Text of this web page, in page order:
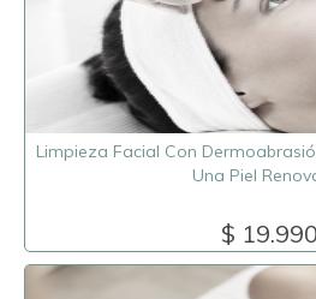
Limpieza Facial Con
Una Piel
$ 19.990